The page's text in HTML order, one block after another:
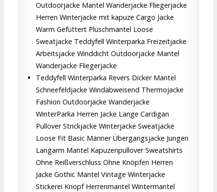
Outdoorjacke Mantel Wanderjacke Fliegerjacke
Herren Winterjacke mit kapuze Cargo Jacke
Warm Gefüttert Plüschmantel Loose
Sweatjacke Teddyfell Winterparka Freizeitjacke
Arbeitsjacke Winddicht Outdoorjacke Mantel
Wanderjacke Fliegerjacke
Teddyfell Winterparka Revers Dicker Mantel
Schneefeldjacke Windabweisend Thermojacke
Fashion Outdoorjacke Wanderjacke
WinterParka Herren Jacke Lange Cardigan
Pullover Strickjacke Winterjacke Sweatjacke
Loose Fit Basic Männer Übergangsjacke Jungen
Langarm Mantel Kapuzenpullover Sweatshirts
Ohne Reißverschluss Ohne Knöpfen Herren
Jacke Gothic Mantel Vintage Winterjacke
Stickerei Knopf Herrenmantel Wintermantel